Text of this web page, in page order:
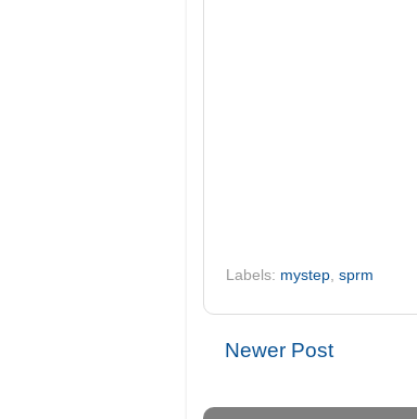
Labels: mystep sprm
Newer Post